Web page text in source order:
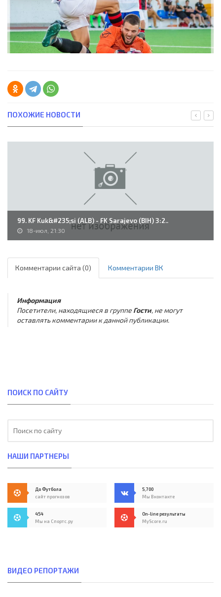
ПОХОЖИЕ НОВОСТИ
99. KF Kuk&#235;si (ALB) - FK Sarajevo (BIH) 3:2..
18-июл, 21:30
Комментарии сайта (0) Комментарии ВК
Информация
Посетители, находящиеся в группе Гости, не могут
оставлять комментарии к данной публикации.
ПОИСК ПО САЙТУ
НАШИ ПАРТНЕРЫ
До Футбола
сайт прогнозов
5,700
Мы Вконтакте
454
Мы на Спортс.ру
On-line результаты
MyScore.ru
ВИДЕО РЕПОРТАЖИ